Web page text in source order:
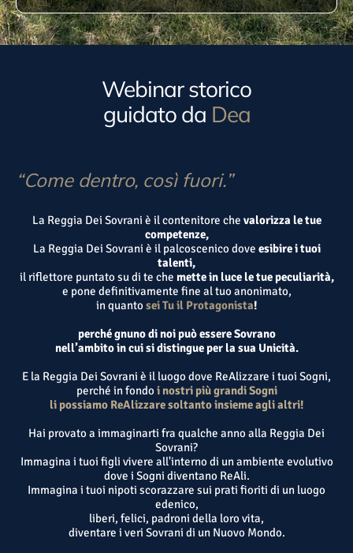
Webinar storico
guidato da Dea
“Come dentro, così fuori.”
La Reggia Dei Sovrani è il contenitore che valorizza le tue
competenze,
La Reggia Dei Sovrani è il palcoscenico dove esibire i tuoi
talenti,
il riflettore puntato su di te che mette in luce le tue peculiarità,
e pone definitivamente fine al tuo anonimato,
in quanto sei Tu il Protagonista!
perché gnuno di noi può essere Sovrano
nell’ambito in cui si distingue per la sua Unicità.
E la Reggia Dei Sovrani è il luogo dove ReAlizzare i tuoi Sogni,
perché in fondo i nostri più grandi Sogni
li possiamo ReAlizzare soltanto insieme agli altri!
Hai provato a immaginarti fra qualche anno alla Reggia Dei
Sovrani?
Immagina i tuoi figli vivere all'interno di un ambiente evolutivo
dove i Sogni diventano ReAli.
Immagina i tuoi nipoti scorazzare sui prati fioriti di un luogo
edenico,
liberi, felici, padroni della loro vita,
diventare i veri Sovrani di un Nuovo Mondo.